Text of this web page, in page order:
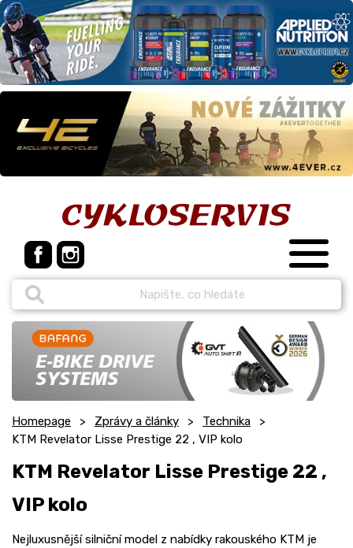
Homepage Zprávy a články
Technika
KTM Revelator Lisse Prestige 22 , VIP kolo
KTM Revelator Lisse Prestige 22 ,
VIP kolo
Nejluxusnější silniční model z nabídky rakouského KTM je